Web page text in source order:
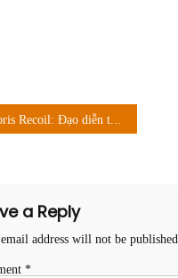
a Reply
address will not be published.
*